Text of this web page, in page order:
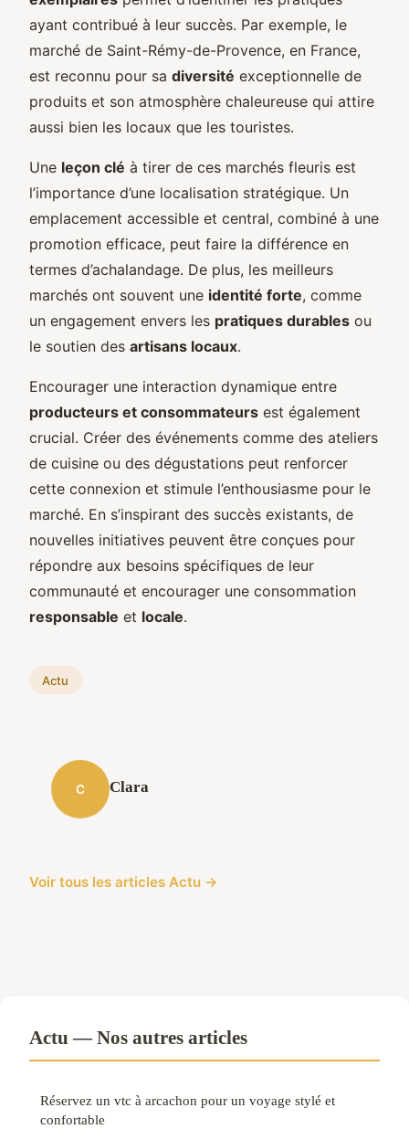
ayant contribué à leur succès. Par exemple, le
marché de Saint-Rémy-de-Provence, en France,
est reconnu pour sa diversité exceptionnelle de
produits et son atmosphère chaleureuse qui attire
aussi bien les locaux que les touristes.
Une leçon clé à tirer de ces marchés fleuris est
l’importance d’une localisation stratégique. Un
emplacement accessible et central, combiné à une
promotion efficace, peut faire la différence en
termes d’achalandage. De plus, les meilleurs
marchés ont souvent une identité forte, comme
un engagement envers les pratiques durables ou
le soutien des artisans locaux.
Encourager une interaction dynamique entre
producteurs et consommateurs est également
crucial. Créer des événements comme des ateliers
de cuisine ou des dégustations peut renforcer
cette connexion et stimule l’enthousiasme pour le
marché. En s’inspirant des succès existants, de
nouvelles initiatives peuvent être conçues pour
répondre aux besoins spécifiques de leur
communauté et encourager une consommation
responsable et locale.
Actu
C Clara
Voir tous les articles Actu →
Actu — Nos autres articles
Réservez un vtc à arcachon pour un voyage stylé et
confortable